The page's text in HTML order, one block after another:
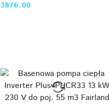
Cena:
3876.00